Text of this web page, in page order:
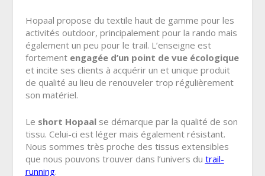
Hopaal propose du textile haut de gamme pour les
activités outdoor, principalement pour la rando mais
également un peu pour le trail. L’enseigne est
fortement engagée d’un point de vue écologique
et incite ses clients à acquérir un et unique produit
de qualité au lieu de renouveler trop régulièrement
son matériel.
Le short Hopaalse démarque par la qualité de son
tissu. Celui-ci est léger mais également résistant.
Nous sommes très proche des tissus extensibles
que nous pouvons trouver dans l’univers du trail-
running.